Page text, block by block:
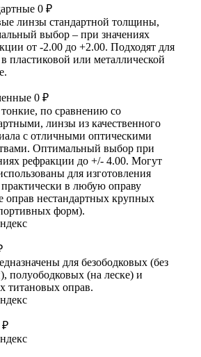
0 ₽
линзы стандартной толщины,
выбор – при значениях
от -2.00 до +2.00. Подходят для
пластиковой или металлической
0 ₽
тонкие, по сравнению со
линзы из качественного
с отличными оптическими
Оптимальный выбор при
рефракции до +/- 4.00. Могут
для изготовления
практически в любую оправу
оправ нестандартных крупных
форм).
для безободковых (без
полуободковых (на леске) и
титановых оправ.
₽